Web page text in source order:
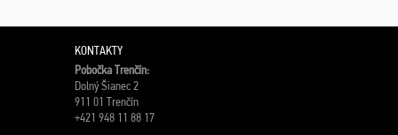
KONTAKTY
Pobočka Trenčín:
Dolný Šianec 2
911 01 Trenčín
+421 948 11 88 17